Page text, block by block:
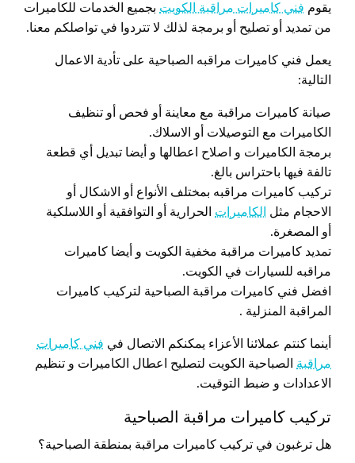
يقوم فني كاميرات مراقبة الكويت بجميع الخدمات للكاميرات
من تمديد أو تصليح أو برمجة لذلك لا تتردوا في تواصلكم معنا.
يعمل فني كاميرات مراقبه الصباحية على تأدية الاعمال
التالية:
صيانة كاميرات مراقبة مع معاينة أو فحص أو تنظيف
الكاميرات مع التوصيلات أو الاسلاك.
برمجة الكاميرات و اصلاح اعطالها و أيضا تبديل أي قطعة
تالفة فيها باحتراس بالغ.
تركيب كاميرات مراقبه بمختلف الأنواع أو الاشكال أو
الاحجام مثل
الكاميرات الحرارية أو التوافقية أو اللاسلكية
أو المصغرة.
تمديد كاميرات مراقبة مخفية الكويت و أيضا كاميرات
مراقبه للسيارات في الكويت.
افضل فني كاميرات مراقبة الصباحية لتركيب كاميرات
المراقبة المنزلية .
أينما كنتم عملائنا الأعزاء يمكنكم الاتصال في فني كاميرات
مراقبة الصباحية الكويت لتصليح اعطال الكاميرات و تنظيم
الاعدادات و ضبط التوقيت.
تركيب كاميرات مراقبة الصباحية
هل ترغبون في تركيب كاميرات مراقبة بمنطقة الصباحية؟